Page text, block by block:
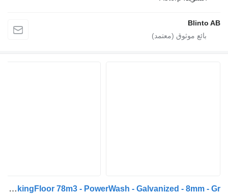
Kraker CF-Z 200ZL WalkingFloor 78m3 - PowerWash - Galvanized - 8mm - Gr